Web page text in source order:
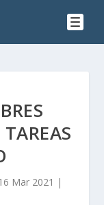
Mar 2021 |